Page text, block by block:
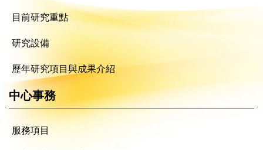
目前研究重點
研究設備
歷年研究項目與成果介紹
中心事務
服務項目